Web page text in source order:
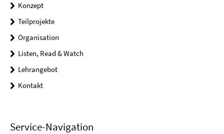
Konzept
Teilprojekte
Organisation
Listen, Read & Watch
Lehrangebot
Kontakt
Service-Navigation